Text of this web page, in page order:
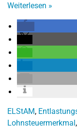
Weiterlesen »
ELStAM,
Lohnsteuermerkmal,